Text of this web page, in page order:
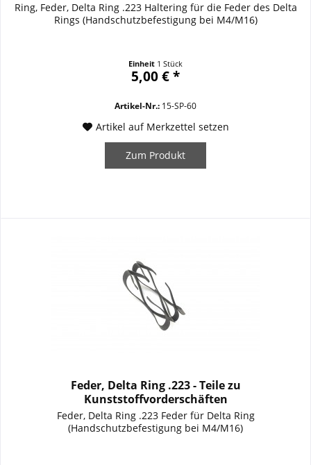
Ring, Feder, Delta Ring .223 Haltering für die Feder des Delta
Rings (Handschutzbefestigung bei M4/M16)
Einheit 1 Stück
5,00 € *
Artikel-Nr.: 15-SP-60
Artikel auf Merkzettel setzen
Zum Produkt
Feder, Delta Ring .223 - Teile zu
Kunststoffvorderschäften
Feder, Delta Ring .223 Feder für Delta Ring
(Handschutzbefestigung bei M4/M16)